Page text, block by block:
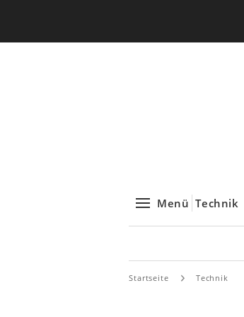
Menü Technik
Startseite Technik